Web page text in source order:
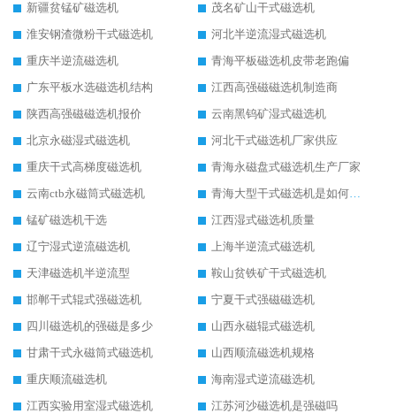
新疆贫锰矿磁选机
茂名矿山干式磁选机
淮安钢渣微粉干式磁选机
河北半逆流湿式磁选机
重庆半逆流磁选机
青海平板磁选机皮带老跑偏
广东平板水选磁选机结构
江西高强磁磁选机制造商
陕西高强磁磁选机报价
云南黑钨矿湿式磁选机
北京永磁湿式磁选机
河北干式磁选机厂家供应
重庆干式高梯度磁选机
青海永磁盘式磁选机生产厂家
云南ctb永磁筒式磁选机
青海大型干式磁选机是如何选矿的
锰矿磁选机干选
江西湿式磁选机质量
辽宁湿式逆流磁选机
上海半逆流式磁选机
天津磁选机半逆流型
鞍山贫铁矿干式磁选机
邯郸干式辊式强磁选机
宁夏干式强磁磁选机
四川磁选机的强磁是多少
山西永磁辊式磁选机
甘肃干式永磁筒式磁选机
山西顺流磁选机规格
重庆顺流磁选机
海南湿式逆流磁选机
江西实验用室湿式磁选机
江苏河沙磁选机是强磁吗